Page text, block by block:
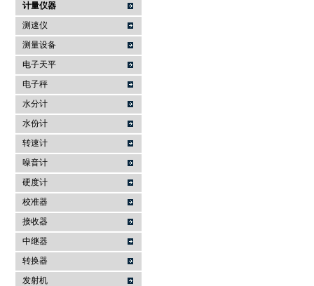
计量仪器
测速仪
测量设备
电子天平
电子秤
水分计
水份计
转速计
噪音计
硬度计
校准器
接收器
中继器
转换器
发射机